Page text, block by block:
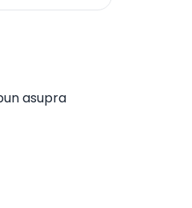
asupra